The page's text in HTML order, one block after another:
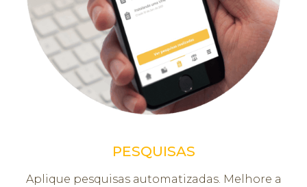
PESQUISAS
Aplique pesquisas automatizadas. Melhore a